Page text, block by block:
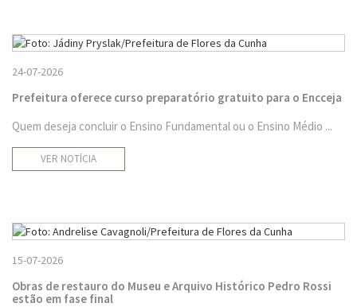
24-07-2026
Prefeitura oferece curso preparatório gratuito para o Encceja
Quem deseja concluir o Ensino Fundamental ou o Ensino Médio ...
VER NOTÍCIA
15-07-2026
Obras de restauro do Museu e Arquivo Histórico Pedro Rossi
estão em fase final